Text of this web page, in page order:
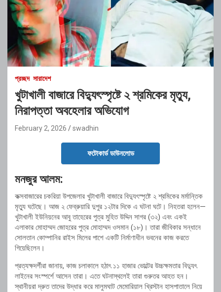
প্রচ্ছদ সারাদেশ
খুটাখালী বাজারে বিদ্যুৎস্পৃষ্টে ২ শ্রমিকের মৃত্যু,
নিরাপত্তা অবহেলার অভিযোগ
February 2, 2026 swadhin
ফটোকার্ড ডাউনলোড
মনজুর আলম:
কক্সবাজারের চকরিয়া উপজেলার খুটাখালী বাজারে বিদ্যুৎস্পৃষ্টে ২ শ্রমিকের মর্মান্তিক
মৃত্যু ঘটেছে। আজ ২ ফেব্রুয়ারি দুপুর ১২টার দিকে এ ঘটনা ঘটে। নিহতরা হলেন—
খুটাখালী ইউনিয়নের আবু তাহেরের পুত্র মুহিত উদ্দিন সাগর (৩২) এবং একই
এলাকার মোহাম্মদ জোহরের পুত্র মোহাম্মদ ওসমান (১৮)। তারা জীবিকার সন্ধানে
সোলতান কোম্পানির রাইস মিলের পাশে একটি নির্মাণাধীন ভবনের কাজ করতে
গিয়েছিলেন।
প্রত্যক্ষদর্শীরা জানায়, কাজ চলাকালে হঠাৎ ১১ হাজার ভোল্টের উচ্চক্ষমতার বিদ্যুৎ
লাইনের সংস্পর্শে আসেন তারা। এতে ঘটনাস্থলেই তারা গুরুতর আহত হন।
স্থানীয়রা দ্রুত তাদের উদ্ধার করে মালুমঘাট মেমোরিয়াল খ্রিস্টান হাসপাতালে নিয়ে